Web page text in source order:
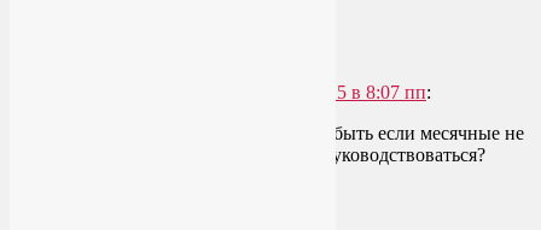
17.12.2015 в 8:07 пп:
очень интересная статья!!! А как быть если месячные не
совпадают с фазами луны? Чем руководствоваться?